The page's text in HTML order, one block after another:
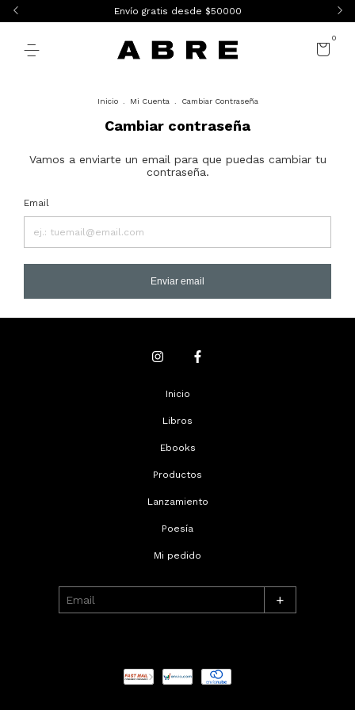
Envío gratis desde $50000
0
Inicio Mi Cuenta Cambiar Contraseña
Cambiar contraseña
Vamos a enviarte un email para que puedas cambiar tu
contraseña.
Email
Enviar email
Inicio
Libros
Ebooks
Productos
Lanzamiento
Poesía
Mi pedido
+